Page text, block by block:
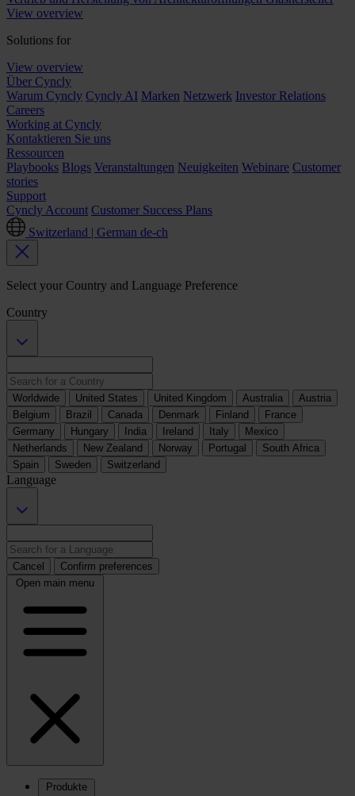
View overview
Solutions for
View overview
Über Cyncly
Warum Cyncly Cyncly AI Marken Netzwerk Investor Relations
Careers
Working at Cyncly
Kontaktieren Sie uns
Ressourcen
Playbooks Blogs Veranstaltungen Neuigkeiten Webinare Customer
stories
Support
Cyncly Account Customer Success Plans
Switzerland | German de-ch
Select your Country and Language Preference
Country
Worldwide United States United Kingdom Australia
Austria
Belgium
Brazil Canada Denmark Finland
France
Germany
Hungary India Ireland Italy
Mexico
Netherlands
New Zealand Norway Portugal
South Africa
Spain
Sweden Switzerland
Language
Cancel
Confirm preferences
Open main menu
Produkte